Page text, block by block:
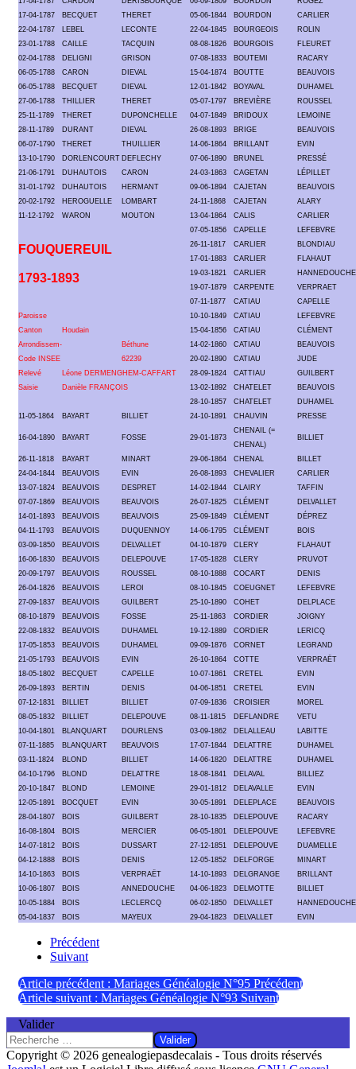
17-04-1787
BECQUET THERET 05-06-1844 BOURDON
CARLIER
22-04-1787
LEBEL LECONTE 22-04-1845 BOURGEOIS
ROLIN
23-01-1788
CAILLE TACQUIN 08-08-1826 BOURGOIS
FLEURET
02-04-1788
DELIGNI GRISON 07-08-1833 BOUTEMI
RACARY
06-05-1788
CARON DIEVAL 15-04-1874 BOUTTE
BEAUVOIS
06-05-1788
BECQUET DIEVAL 12-01-1842 BOYAVAL
DUHAMEL
27-06-1788
THILLIER THERET 05-07-1797 BREVIÈRE
ROUSSEL
25-11-1789
THERET DUPONCHELLE 04-07-1849 BRIDOUX
LEMOINE
28-11-1789
DURANT DIEVAL 26-08-1893 BRIGE
BEAUVOIS
06-07-1790
THERET THUILLIER 14-06-1864 BRILLANT
EVIN
13-10-1790
DORLENCOURT DEFLECHY 07-06-1890 BRUNEL
PRESSÉ
21-06-1791
DUHAUTOIS CARON 24-03-1863 CAGETAN
LÉPILLET
31-01-1792
DUHAUTOIS HERMANT 09-06-1894 CAJETAN
BEAUVOIS
20-02-1792
HEROGUELLE LOMBART 24-11-1868 CAJETAN
ALARY
11-12-1792
WARON MOUTON 13-04-1864 CALIS
CARLIER
07-05-1856
CAPELLE LEFEBVRE
FOUQUEREUIL 26-11-1817 CARLIER
BLONDIAU
17-01-1883
CARLIER FLAHAUT
1793-1893 19-03-1821 CARLIER
HANNEDOUCHE
19-07-1879
CARPENTE
VERPRAET
07-11-1877
CATIAU
CAPELLE
Paroisse
10-10-1849 CATIAU
LEFEBVRE
Canton
Houdain 15-04-1856 CATIAU
CLÉMENT
Arrondissem-
Béthune 14-02-1860 CATIAU
BEAUVOIS
Code INSEE
62239 20-02-1890 CATIAU
JUDE
Relevé
Léone DERMENGHEM-CAFFART 28-09-1824 CATTIAU
GUILBERT
Saisie
Danièle FRANÇOIS 13-02-1892 CHATELET
BEAUVOIS
28-10-1857
CHATELET
DUHAMEL
11-05-1864
BAYART BILLIET 24-10-1891 CHAUVIN PRESSE
16-04-1890 BAYART FOSSE 29-01-1873
CHENAIL (=
CHENAL)
BILLIET
26-11-1818 BAYART MINART 29-06-1864 CHENAL
BILLET
24-04-1844
BEAUVOIS EVIN 26-08-1893 CHEVALIER
CARLIER
13-07-1824
BEAUVOIS DESPRET 14-02-1844 CLAIRY
TAFFIN
07-07-1869
BEAUVOIS BEAUVOIS 26-07-1825 CLÉMENT
DELVALLET
14-01-1893
BEAUVOIS BEAUVOIS 25-09-1849 CLÉMENT
DÉPREZ
04-11-1793
BEAUVOIS DUQUENNOY 14-06-1795 CLÉMENT
BOIS
03-09-1850
BEAUVOIS DELVALLET 04-10-1879 CLERY
FLAHAUT
16-06-1830
BEAUVOIS DELEPOUVE 17-05-1828 CLERY
PRUVOT
20-09-1797
BEAUVOIS ROUSSEL 08-10-1888 COCART
DENIS
26-04-1826
BEAUVOIS LEROI 08-10-1845 COEUGNET
LEFEBVRE
27-09-1837
BEAUVOIS GUILBERT 25-10-1890 COHET
DELPLACE
08-10-1879
BEAUVOIS FOSSE 25-11-1863 CORDIER
JOIGNY
22-08-1832
BEAUVOIS DUHAMEL 19-12-1889 CORDIER
LERICQ
17-05-1853
BEAUVOIS DUHAMEL 09-09-1876 CORNET
LEGRAND
21-05-1793
BEAUVOIS EVIN 26-10-1864 COTTE
VERPRAËT
18-05-1802
BECQUET CAPELLE 10-07-1861 CRETEL
EVIN
26-09-1893
BERTIN DENIS 04-06-1851 CRETEL
EVIN
07-12-1831
BILLIET BILLIET 07-09-1836 CROISIER
MOREL
08-05-1832
BILLIET DELEPOUVE 08-11-1815 DEFLANDRE
VETU
10-04-1801
BLANQUART DOURLENS 03-09-1862 DELALLEAU
LABITTE
07-11-1885
BLANQUART BEAUVOIS 17-07-1844 DELATTRE
DUHAMEL
03-11-1824
BLOND BILLIET 14-06-1820 DELATTRE
DUHAMEL
04-10-1796
BLOND DELATTRE 18-08-1841 DELAVAL
BILLIEZ
20-10-1847
BLOND LEMOINE 29-01-1812 DELAVALLE
EVIN
12-05-1891
BOCQUET EVIN 30-05-1891 DELEPLACE
BEAUVOIS
28-04-1807
BOIS GUILBERT 28-10-1835 DELEPOUVE
RACARY
16-08-1804
BOIS MERCIER 06-05-1801 DELEPOUVE
LEFEBVRE
14-07-1812
BOIS DUSSART 27-12-1851 DELEPOUVE
DUAMELLE
04-12-1888
BOIS DENIS 12-05-1852 DELFORGE
MINART
14-10-1863
BOIS VERPRAËT 14-10-1893 DELGRANGE
BRILLANT
10-06-1807
BOIS ANNEDOUCHE 04-06-1823 DELMOTTE
BILLIET
10-05-1884
BOIS LECLERCQ 06-02-1850 DELVALLET
HANNEDOUCHE
05-04-1837
BOIS MAYEUX 29-04-1823 DELVALLET EVIN
Précédent
Suivant
Article précédent : Mariages Généalogie N°95 Précédent
Article suivant : Mariages Généalogie N°93 Suivant
Valider
Valider
Copyright © 2026 genealogiepasdecalais - Tous droits réservés